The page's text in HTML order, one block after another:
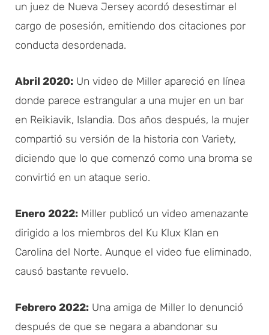
un juez de Nueva Jersey acordó desestimar el
cargo de posesión, emitiendo dos citaciones por
conducta desordenada.
Abril 2020: Un video de Miller apareció en línea
donde parece estrangular a una mujer en un bar
en Reikiavik, Islandia. Dos años después, la mujer
compartió su versión de la historia con Variety,
diciendo que lo que comenzó como una broma se
convirtió en un ataque serio.
Enero 2022: Miller publicó un video amenazante
dirigido a los miembros del Ku Klux Klan en
Carolina del Norte. Aunque el video fue eliminado,
causó bastante revuelo.
Febrero 2022: Una amiga de Miller lo denunció
después de que se negara a abandonar su